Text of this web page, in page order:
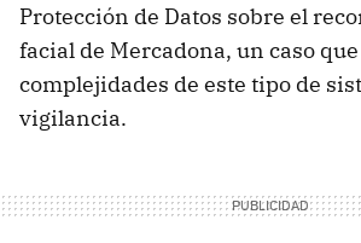
Protección de Datos sobre el
facial de Mercadona, un caso
complejidades de este tipo de
vigilancia.